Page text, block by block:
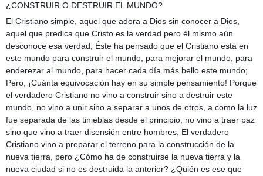
¿CONSTRUIR O DESTRUIR EL MUNDO?
El Cristiano simple, aquel que adora a Dios sin conocer a Dios,
aquel que predica que Cristo es la verdad pero él mismo aún
desconoce esa verdad; Éste ha pensado que el Cristiano está en
este mundo para construir el mundo, para mejorar el mundo, para
enderezar al mundo, para hacer cada día más bello este mundo;
Pero, ¡Cuánta equivocación hay en su simple pensamiento! Porque
el verdadero Cristiano no vino a construir sino a destruir este
mundo, no vino a unir sino a separar a unos de otros, a como la luz
fue separada de las tinieblas desde el principio, no vino a traer paz
sino que vino a traer disensión entre hombres; El verdadero
Cristiano vino a preparar el terreno para la construcción de la
nueva tierra, pero ¿Cómo ha de construirse la nueva tierra y la
nueva ciudad si no es destruida la anterior? ¿Quién es ese que